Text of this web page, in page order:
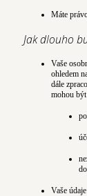
Máte
Jak dlouho
Vaše
ohledem
dále
mohou
Vaše